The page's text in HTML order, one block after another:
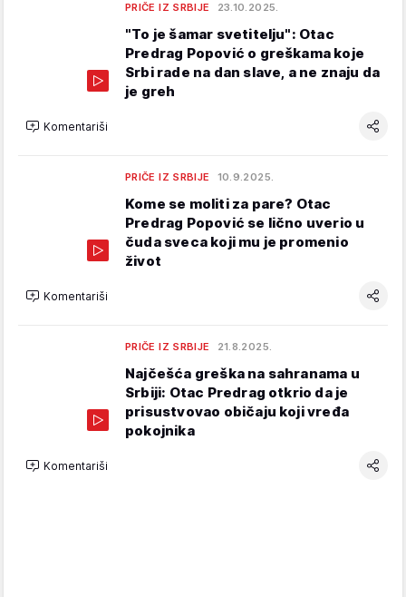
PRIČE IZ SRBIJE 23.10.2025.
"To je šamar svetitelju": Otac
Predrag Popović o greškama koje
Srbi rade na dan slave, a ne znaju da
je greh
Komentariši
PRIČE IZ SRBIJE 10.9.2025.
Kome se moliti za pare? Otac
Predrag Popović se lično uverio u
čuda sveca koji mu je promenio
život
Komentariši
PRIČE IZ SRBIJE 21.8.2025.
Najčešća greška na sahranama u
Srbiji: Otac Predrag otkrio da je
prisustvovao običaju koji vređa
pokojnika
Komentariši